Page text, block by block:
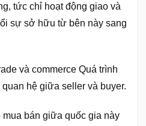
tức chỉ hoạt động giao và
sự sở hữu từ bên này sang
và commerce Quá trình
hệ giữa seller và buyer.
mua bán giữa quốc gia này